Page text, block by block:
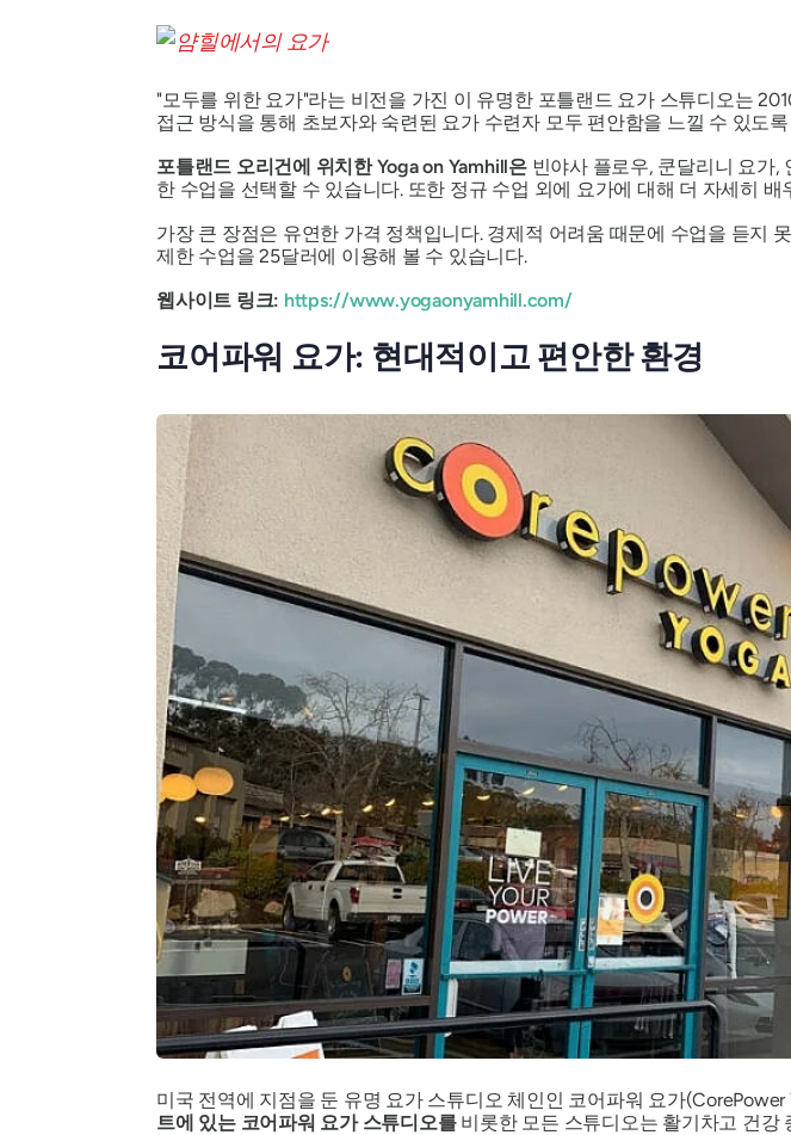
"모두를 위한 요가"라는 비전을 가진 이 유명한 포틀랜드 요가 스튜디오는
접근 방식을 통해 초보자와 숙련된 요가 수련자 모두 편안함을 느낄 수 있도
포틀랜드 오리건에 위치한 Yoga on Yamhill은빈야사 플로우, 쿤달리니 요가,
한 수업을 선택할 수 있습니다. 또한 정규 수업 외에 요가에 대해 더 자세히
가장 큰 장점은 유연한 가격 정책입니다. 경제적 어려움 때문에 수업을 듣지
제한 수업을 25달러에 이용해 볼 수 있습니다.
웹사이트 링크: https://www.yogaonyamhill.com/
코어파워 요가: 현대적이고 편안한 환경
미국 전역에 지점을 둔 유명 요가 스튜디오 체인인 코어파워 요가
트에 있는 코어파워 요가 스튜디오를비롯한 모든 스튜디오는 활기차고 건강